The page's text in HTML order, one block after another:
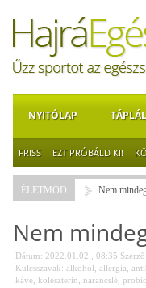
NYITÓLAP
FRISS EZT PRÓBÁLD KI!
ÉLETMÓD Nem
Nem
Dátum: 2022.01.02., 08:35 Szerző:
Kulcsszavak: alkohol allergia
kávé koleszterin narancslé